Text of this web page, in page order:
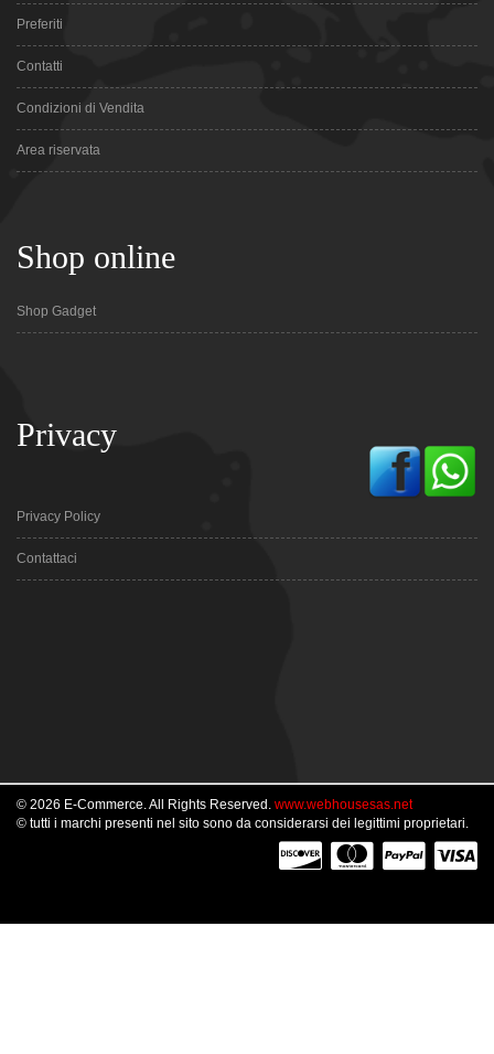
Preferiti
Contatti
Condizioni di Vendita
Area riservata
Shop online
Shop Gadget
Privacy
Privacy Policy
Contattaci
© 2026 E-Commerce. All Rights Reserved. www.webhousesas.net
© tutti i marchi presenti nel sito sono da considerarsi dei legittimi proprietari.